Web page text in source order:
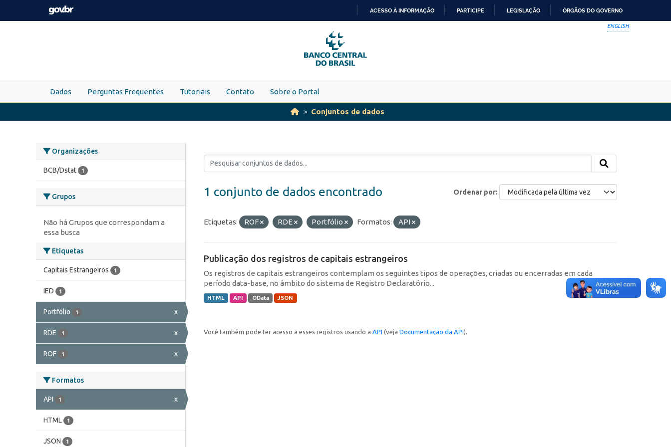
Skip to main content
PARA
O
CONTEÚDO
ACESSO À INFORMAÇÃO PARTICIPE LEGISLAÇÃO ÓRGÃOS DO GOVERNO
ENGLISH
Dados Perguntas Frequentes Tutoriais Contato Sobre o Portal
Conjuntos de dados
Organizações
BCB/Dstat 1
Grupos
Não há Grupos que correspondam a
essa busca
Etiquetas
Capitais Estrangeiros 1
IED 1
Portfólio 1 x
RDE 1 x
ROF 1 x
Formatos
API 1 x
HTML 1
JSON 1
Ordenar por
1 conjunto de dados encontrado
Etiquetas: ROF RDE Portfólio Formatos: API
Publicação dos registros de capitais estrangeiros
Os registros de capitais estrangeiros contemplam os seguintes tipos de operações, criadas ou encerradas em cada
período data-base, no âmbito do sistema de Registro Declaratório...
HTML API OData JSON
Você também pode ter acesso a esses registros usando a API (veja Documentação da API).